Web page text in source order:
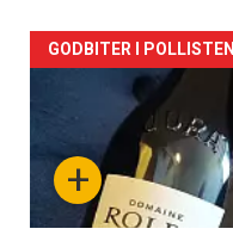
Forsiden
akkurat
nå+
GODBITER I POLLISTEN